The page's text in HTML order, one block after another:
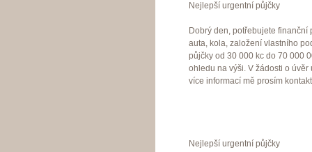
Nejlepší urgentní půjčky
Dobrý den, potřebujete
auta, kola, založení vlastního
půjčky od 30 000 kc do 70 000
ohledu na výši. V žádosti o
více informací mě prosím
Nejlepší urgentní půjčky